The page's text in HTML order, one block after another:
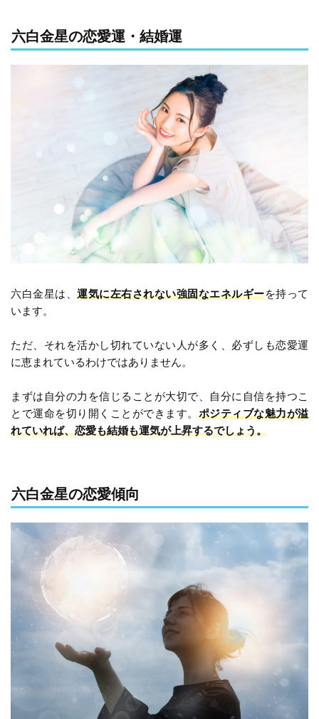
六白金星の恋愛運・結婚運
六白金星は、 運気に左右されない強固なエネルギーを持って
います。
ただ、それを活かし切れていない人が多く、必ずしも恋愛運
に恵まれているわけではありません。
まずは自分の力を信じることが大切で、自分に自信を持つこ
とで運命を切り開くことができます。 ポジティブな魅力が溢
れていれば、恋愛も結婚も運気が上昇するでしょう。
六白金星の恋愛傾向